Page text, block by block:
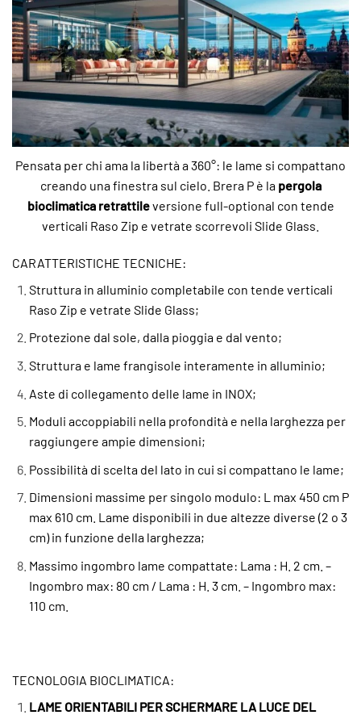
Pensata per chi ama la libertà a 360°: le lame si compattano
creando una finestra sul cielo. Brera P è la pergola
bioclimatica retrattileversione full-optional con tende
verticali Raso Zip e vetrate scorrevoli Slide Glass.
CARATTERISTICHE TECNICHE:
Struttura in alluminio completabile con tende verticali
Raso Zip e vetrate Slide Glass;
Protezione dal sole, dalla pioggia e dal vento;
Struttura e lame frangisole interamente in alluminio;
Aste di collegamento delle lame in INOX;
Moduli accoppiabili nella profondità e nella larghezza per
raggiungere ampie dimensioni;
Possibilità di scelta del lato in cui si compattano le lame;
Dimensioni massime per singolo modulo: L max 450 cm P
max 610 cm. Lame disponibili in due altezze diverse (2 o 3
cm) in funzione della larghezza;
Massimo ingombro lame compattate: Lama : H. 2 cm. –
Ingombro max: 80 cm / Lama : H. 3 cm. – Ingombro max:
110 cm.
TECNOLOGIA BIOCLIMATICA:
LAME ORIENTABILI PER SCHERMARE LA LUCE DEL